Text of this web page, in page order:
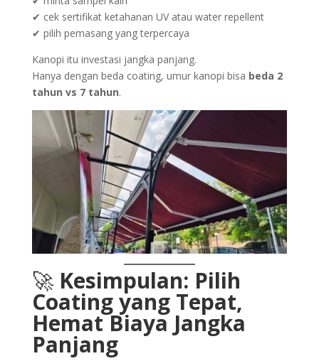
✔ cek sertifikat ketahanan UV atau water repellent
✔ pilih pemasang yang terpercaya
Kanopi itu investasi jangka panjang.
Hanya dengan beda coating, umur kanopi bisa beda 2
tahun vs 7 tahun.
🚀 Kesimpulan: Pilih
Coating yang Tepat,
Hemat Biaya Jangka
Panjang